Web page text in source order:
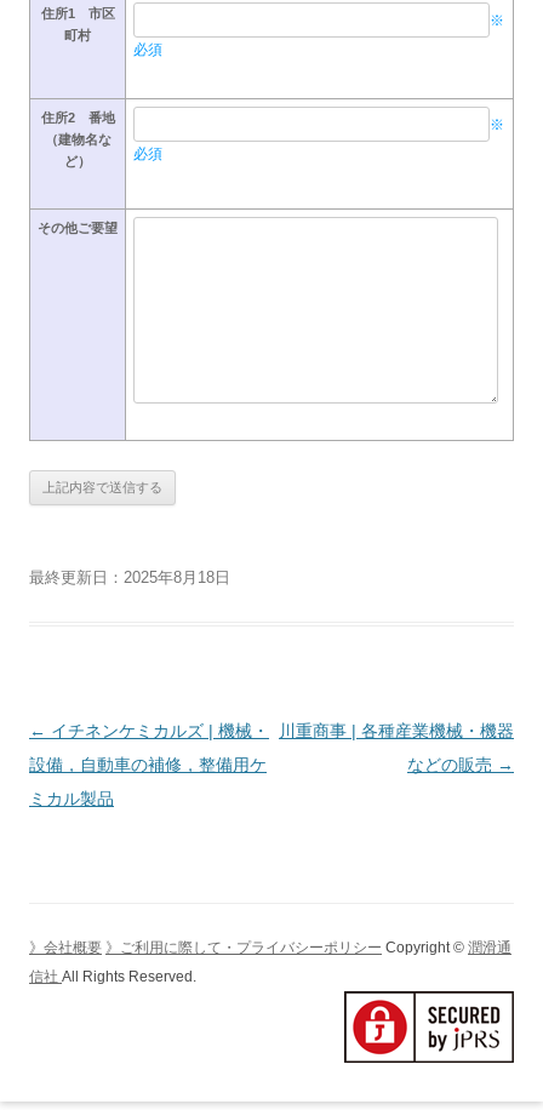
住所1 市区
町村
※
必須
住所2 番地
（建物名な
ど）
※
必須
その他ご要望
最終更新日：2025年8月18日
投
稿
ナ
ョ
← イチネンケミカルズ | 機械・
設備，自動車の補修，整備用ケ
ミカル製品
川重商事 | 各種産業機械・機器
などの販売 →
》会社概要 》ご利用に際して・プライバシーポリシー Copyright © 潤滑通
信社 All Rights Reserved.